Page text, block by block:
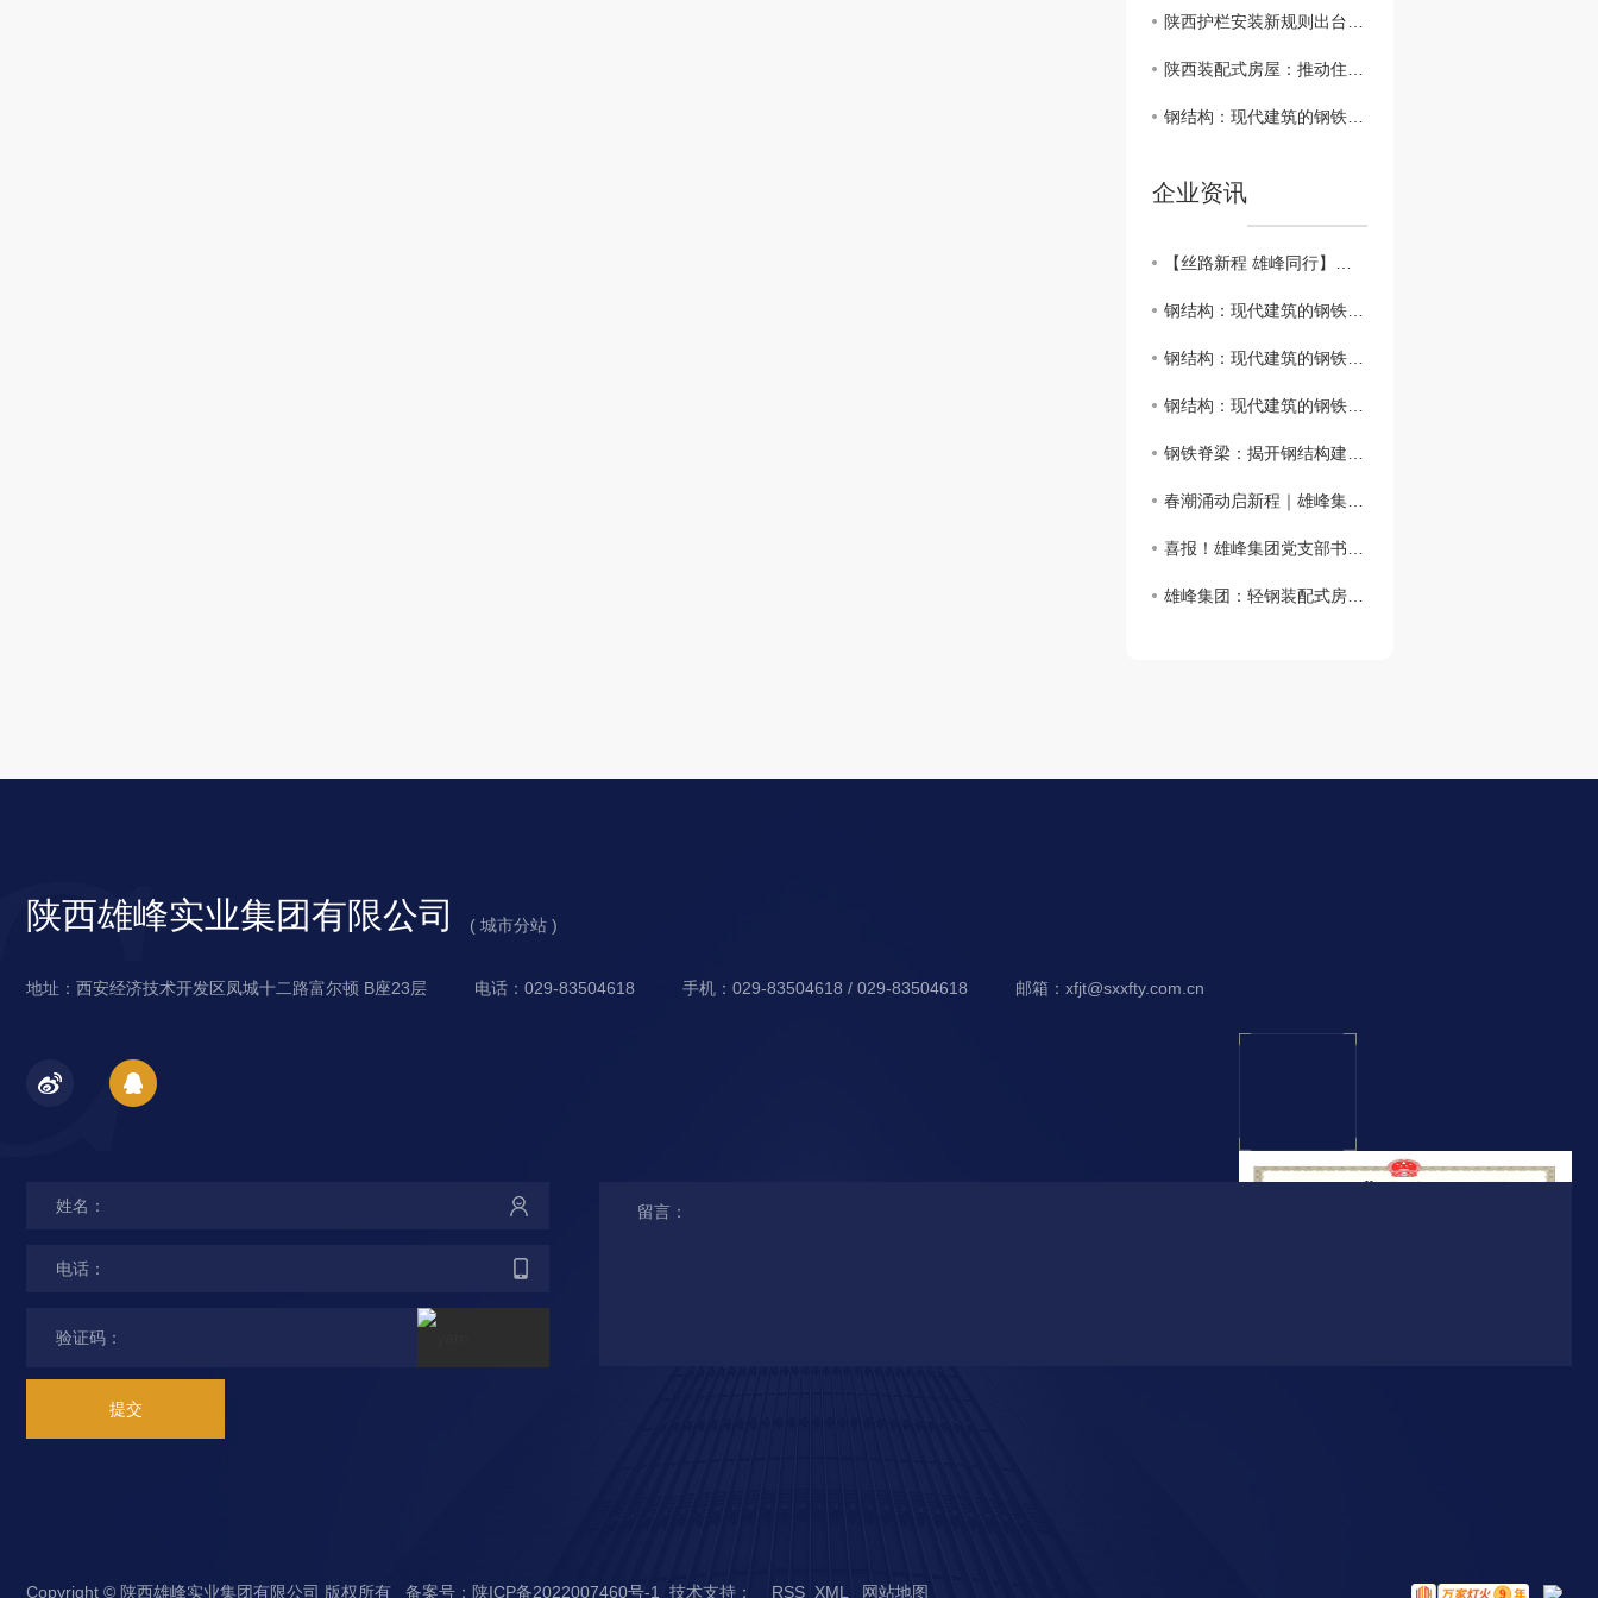
陕西护栏安装新规则出台，提升公路 保障
陕西装配式房屋：推动住房领域可持续发展
钢结构：现代建筑的钢铁脊梁
企业资讯
【丝路新程 雄峰同行】｜霍尔果斯清水河配套园区考察团莅临雄峰集团亚美创新产业园考察交流
钢结构：现代建筑的钢铁脊梁
钢结构：现代建筑的钢铁脊梁
钢结构：现代建筑的钢铁脊梁
钢铁脊梁：揭开钢结构建筑的神秘面纱
春潮涌动启新程｜雄峰集团2026年开年工作会圆满召开
喜报！雄峰集团党支部书记、总经理刘丽恒荣获“西安市劳动模范”荣誉称号
雄峰集团：轻钢装配式房屋，开启海外市场新征程
陕西雄峰实业集团有限公司 ( 城市分站 )
城
地址：西安经济技术开发区凤城十二路富尔顿 B座23层 电话：029-83504618 手机：029-83504618 / 029-83504618 邮箱：xfjt@sxxfty.com.cn
提交
Copyright © 陕西雄峰实业集团有限公司 版权所有 备案号： 陕ICP备2022007460号-1 技术支持： RSS XML 网站地图